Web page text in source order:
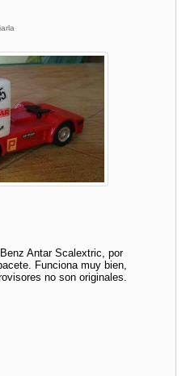
Antar Scalextric, por
Funciona muy bien,
no son originales.